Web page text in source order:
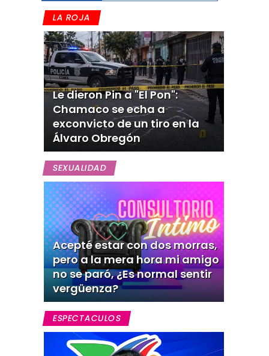
LA ROJA
Le dieron Pin a "El Pon":
Chamaco se echa a
exconvicto de un tiro en la
Álvaro Obregón
SEXUALIDAD
Acepté estar con dos morras,
pero a la mera hora mi amigo
no se paró, ¿Es normal sentir
vergüenza?
ESPECTACULOS